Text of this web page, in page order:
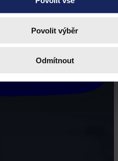
Povolit výběr
Odmítnout